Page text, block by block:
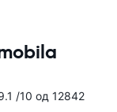
/10 од 12842